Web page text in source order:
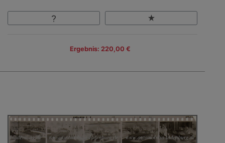
Ergebnis: 220,00 €